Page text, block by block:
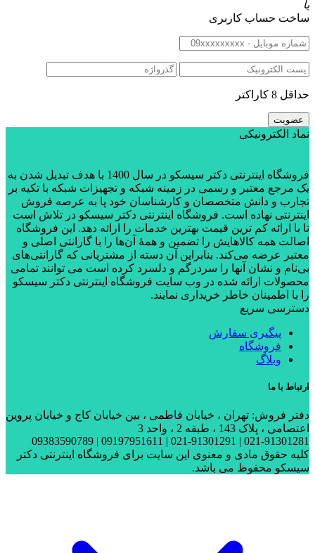
یا
ساخت حساب کاربری
حداقل 8 کاراکتر
نماد الکترونیکی
فروشگاه اینترنتی دکتر سیسکو در سال 1400 با هدف تبدیل شدن به
یک مرجع معتبر و رسمی در زمینه شبکه و تجهیزات شبکه با تکیه بر
تجارب و دانش متخصصان و کارشناسان خود پا به عرصه فروش
اینترنتی نهاده است. فروشگاه اینترنتی دکتر سیسکو در تلاش است
تا با ارائه کم ترین قیمت بهترین خدمات را ارائه دهد. این فروشگاه
اصالت همه کالاهایش را تضمین و همۀ آن‌ها را با گارانتی اصلی و
معتبر عرضه می‌کند. بنابراین آن دسته از مشتریانی که گارانتی‌های
بی‌نام و نشان آنها را سردرگم و دلسرد کرده است می توانند تمامی
محصولات ارائه شده در وب سایت فروشگاه اینترنتی دکتر سیسکو
را با اطمینان خاطر خریداری نمایند.
دسترسی سریع
پیگیری سفارش
فروشگاه
وبلاگ
ارتباط با ما
دفتر فروش: تهران ، خیابان فاطمی ، بین خیابان کاج و خیابان پروین
اعتصامی ، پلاک 143 ، طبقه 2 ، واحد 3
021-91301281 | 021-91301291 | 09197951611 | 09383590789
کلیه حقوق مادی و معنوی این سایت برای فروشگاه اینترنتی دکتر
سیسکو محفوظ می باشد.